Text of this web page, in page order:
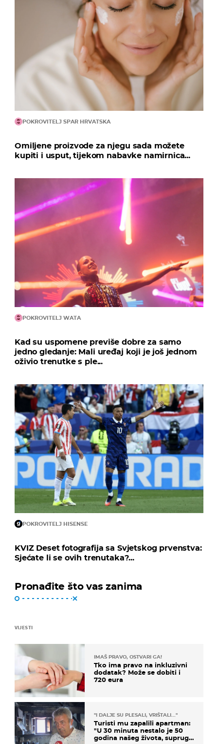
POKROVITELJ SPAR HRVATSKA
Omiljene proizvode za njegu sada možete
kupiti i usput, tijekom nabavke namirnica...
POKROVITELJ WATA
Kad su uspomene previše dobre za samo
jedno gledanje: Mali uređaj koji je još jednom
oživio trenutke s ple...
POKROVITELJ HISENSE
KVIZ Deset fotografija sa Svjetskog prvenstva:
Sjećate li se ovih trenutaka?...
Pronađite što vas zanima
VIJESTI
IMAŠ PRAVO, OSTVARI GA!
Tko ima pravo na inkluzivni
dodatak? Može se dobiti i
720 eura
"I DALJE SU PLESALI, VRIŠTALI..."
Turisti mu zapalili apartman:
"U 30 minuta nestalo je 50
godina našeg života, supruga